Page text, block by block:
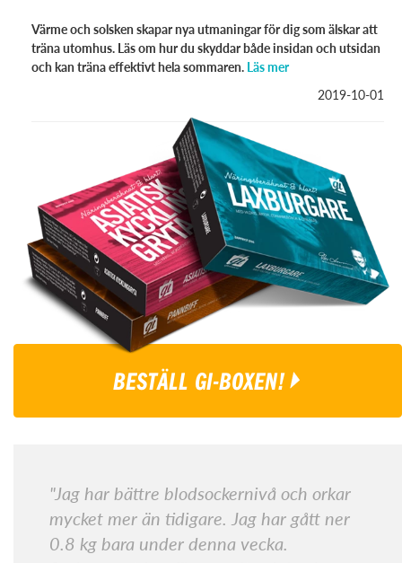
Värme och solsken skapar nya utmaningar för dig som älskar att
träna utomhus. Läs om hur du skyddar både insidan och utsidan
och kan träna effektivt hela sommaren. Läs mer
2019-10-01
BESTÄLL GI-BOXEN!
"Jag har bättre blodsockernivå och orkar
mycket mer än tidigare. Jag har gått ner
0.8 kg bara under denna vecka.